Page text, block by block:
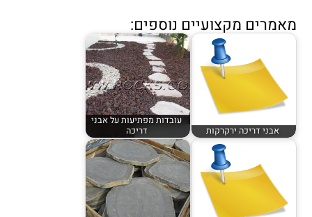
מאמרים מקצועיים נוספים:
אבני דריכה ירקרקות
עובדות מפתיעות על אבני
דריכה